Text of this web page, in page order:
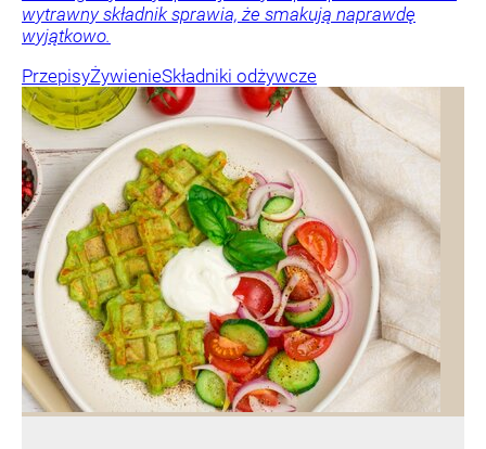
wytrawny składnik sprawia, że smakują naprawdę
wyjątkowo.
PrzepisyŻywienieSkładniki odżywcze